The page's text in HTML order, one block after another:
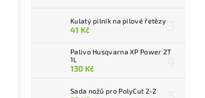
Kulatý pilník na pilové řetězy
41 Kč
Palivo Husqvarna XP Power 2T
1L
130 Kč
Sada nožů pro PolyCut 2-2